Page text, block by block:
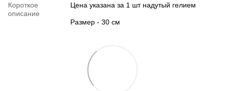
Короткое
описание
Цена указана за 1 шт надутый гелием
Размер - 30 см